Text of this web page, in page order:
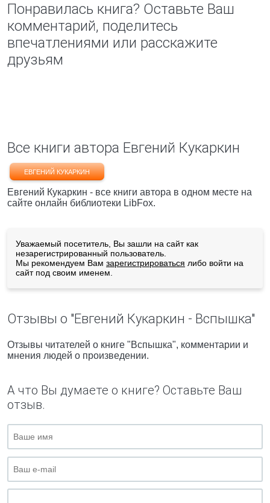
Понравилась книга? Оставьте Ваш
комментарий, поделитесь
впечатлениями или расскажите
друзьям
Все книги автора Евгений Кукаркин
ЕВГЕНИЙ КУКАРКИН
Евгений Кукаркин - все книги автора в одном месте на
сайте онлайн библиотеки LibFox.
Уважаемый посетитель, Вы зашли на сайт как
незарегистрированный пользователь.
Мы рекомендуем Вам зарегистрироваться либо войти на
сайт под своим именем.
Отзывы о "Евгений Кукаркин - Вспышка"
Отзывы читателей о книге "Вспышка", комментарии и
мнения людей о произведении.
А что Вы думаете о книге? Оставьте Ваш
отзыв.